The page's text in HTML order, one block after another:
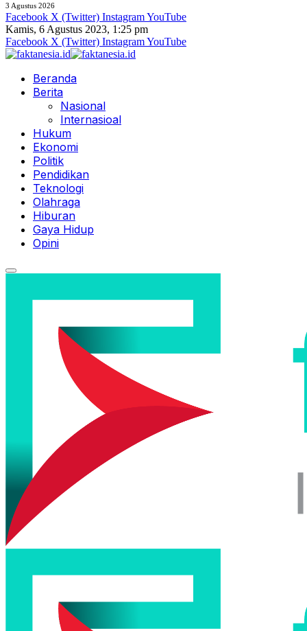
3 Agustus 2026
Facebook X (Twitter) InstagramYouTube
Kamis, 6 Agustus 2023, 1:25 pm
Facebook X (Twitter) InstagramYouTube
Beranda
Berita
Nasional
Internasioal
Hukum
Ekonomi
Politik
Pendidikan
Teknologi
Olahraga
Hiburan
Gaya Hidup
Opini